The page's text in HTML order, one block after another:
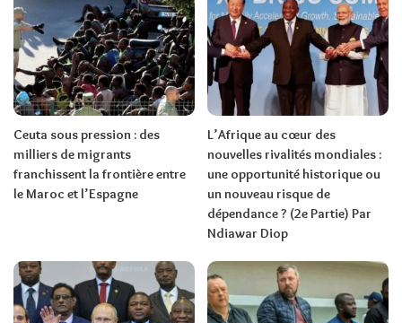
Ceuta sous pression : des
milliers de migrants
franchissent la frontière entre
le Maroc et l’Espagne
L’Afrique au cœur des
nouvelles rivalités mondiales :
une opportunité historique ou
un nouveau risque de
dépendance ? (2e Partie) Par
Ndiawar Diop